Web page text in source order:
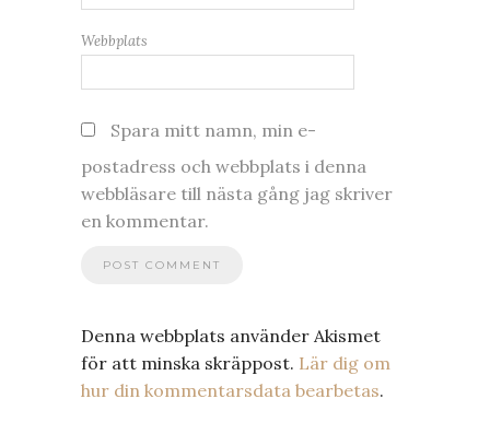
Webbplats
Spara mitt namn, min e-
postadress och webbplats i denna
webbläsare till nästa gång jag skriver
en kommentar.
Denna webbplats använder Akismet
för att minska skräppost. Lär dig om
hur din kommentarsdata bearbetas.